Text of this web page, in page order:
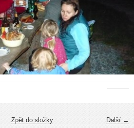
Další →
Zpět do složky